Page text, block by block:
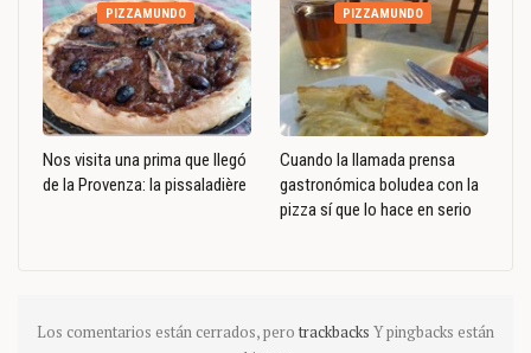
PIZZAMUNDO
Nos visita una prima que llegó
de la Provenza: la pissaladière
PIZZAMUNDO
Cuando la llamada prensa
gastronómica boludea con la
pizza sí que lo hace en serio
Los comentarios están cerrados, pero trackbacks Y pingbacks están